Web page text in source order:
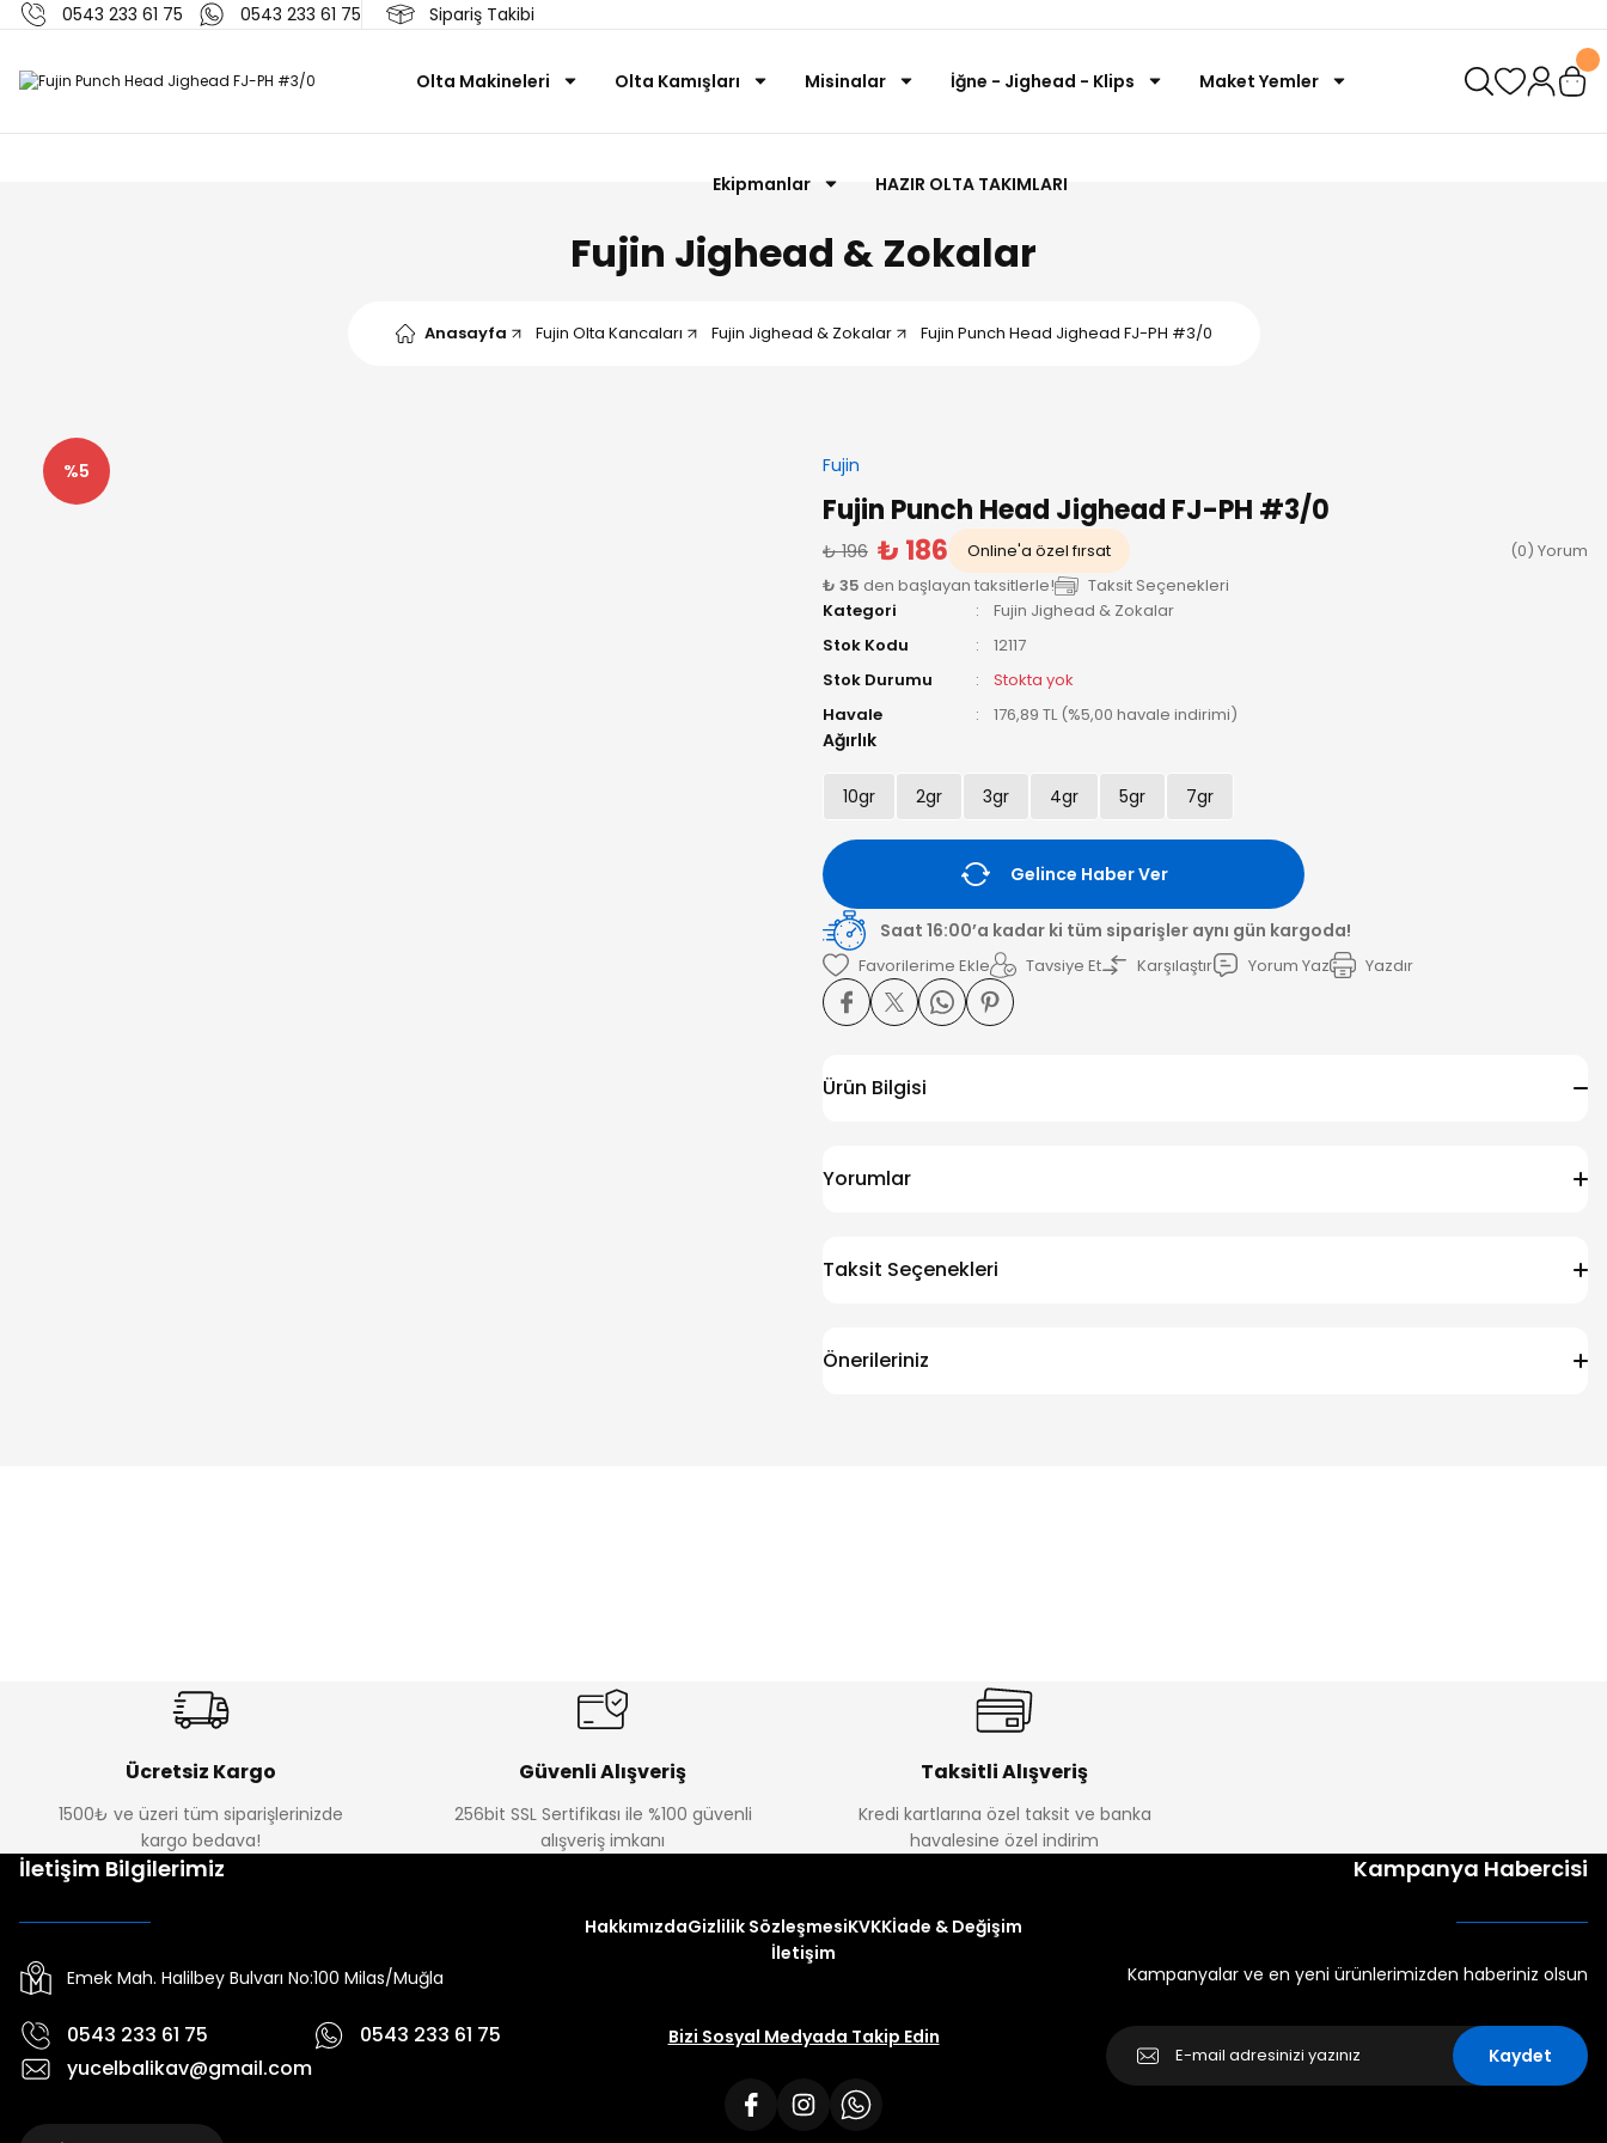
0543 233 61 75 0543 233 61 75 Sipariş Takibi
Olta Makineleri Olta Kamışları Misinalar İğne - Jighead - Klips Maket Yemler
Ekipmanlar HAZIR OLTA TAKIMLARI
Fujin Jighead & Zokalar
Anasayfa Fujin Olta Kancaları Fujin Jighead & Zokalar Fujin Punch Head Jighead FJ-PH #3/0
%5 Fujin
Fujin Punch Head Jighead FJ-PH #3/0
₺ 196 ₺ 186 Online'a özel fırsat
(0) Yorum
₺ 35 den başlayan taksitlerle!
Taksit Seçenekleri
Kategori
Fujin Jighead & Zokalar
Stok Kodu
12117
Stok Durumu
Stokta yok
Havale
176,89 TL (%5,00 havale indirimi)
Ağırlık
10gr 2gr 3gr 4gr 5gr 7gr
Gelince Haber Ver
Saat 16:00’a kadar ki tüm siparişler aynı gün kargoda!
Tavsiye Et Karşılaştır Yorum Yaz Yazdır
Ürün Bilgisi
Yorumlar
Taksit Seçenekleri
Önerileriniz
Ücretsiz Kargo
1500₺ ve üzeri tüm siparişlerinizde
kargo bedava!
Güvenli Alışveriş
256bit SSL Sertifikası ile %100 güvenli
alışveriş imkanı
Taksitli Alışveriş
Kredi kartlarına özel taksit ve banka
havalesine özel indirim
İletişim Bilgilerimiz
Emek Mah. Halilbey Bulvarı No:100 Milas/Muğla
0543 233 61 75
0543 233 61 75
yucelbalikav@gmail.com
HakkımızdaGizlilik SözleşmesiKVKKİade & Değişim
İletişim
Bizi Sosyal Medyada Takip Edin
Kampanya Habercisi
Kampanyalar ve en yeni ürünlerimizden haberiniz olsun
Kaydet